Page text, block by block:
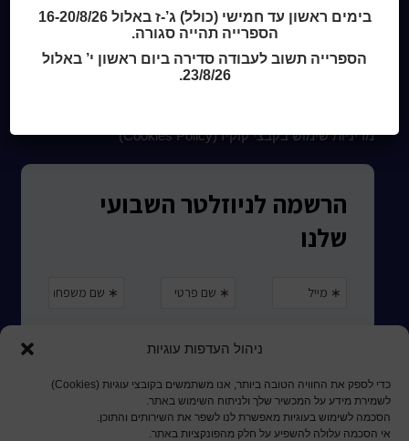
ניהול העדפות עוגיות
כדי לספק את החוויה הטובה ביותר, אנו משתמשים בקובצי עוגיות (Cookies)
לשמירת מידע על המכשיר שלך ולניתוח השימוש באתר.
הסכמה לשימוש בעוגיות מאפשרת לנו לשפר את השירותים והתוכן.
אי הסכמה עלולה להשפיע על חלק מהפונקציות באתר.
קטלוג כותר ראשון
מדיניות שימוש בקבצי קוקיז (Cookies Policy)
בימים ראשון עד חמישי (כולל) ג’-ז באלול 16-20/8/26
הספרייה תהייה סגורה.
הספרייה תשוב לעבודה סדירה ביום ראשון י’ באלול
23/8/26.